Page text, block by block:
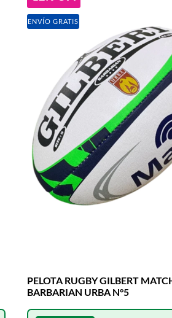
ENVÍO GRATIS
PELOTA RUGBY GILBERT
BARBARIAN URBA N°5